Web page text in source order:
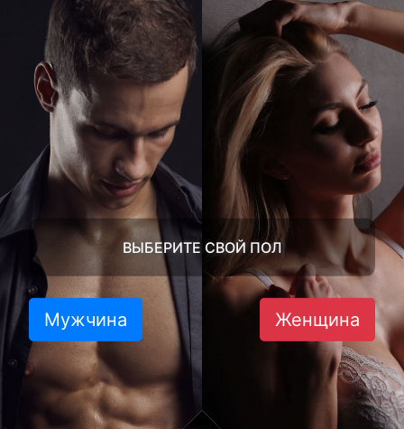
ВЫБЕРИТЕ СВОЙ ПОЛ
Мужчина Женщина